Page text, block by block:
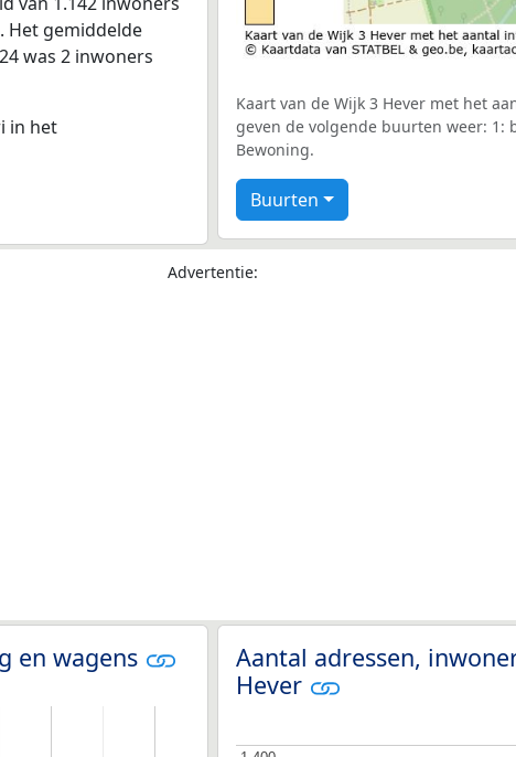
Het gemiddelde
was 2 inwoners
in het
Kaart van de Wijk 3 Hever met het
geven de volgende buurten weer: 1:
Bewoning.
Buurten
Advertentie:
en wagens
Aantal adressen,
Hever